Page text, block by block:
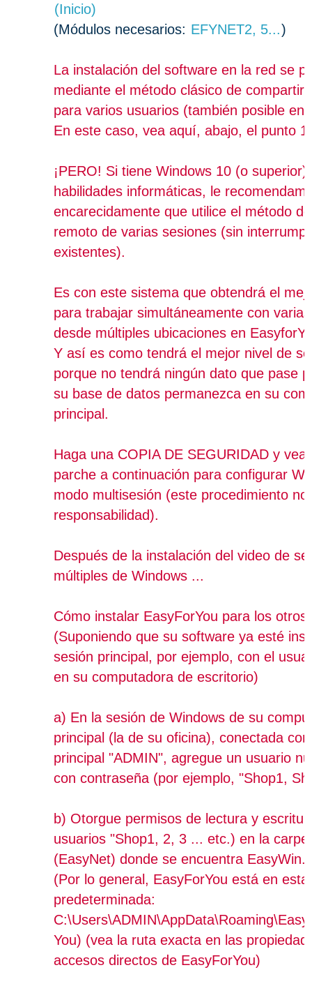
(Inicio)
(Módulos necesarios: EFYNET2, 5...)
La instalación del software en la red se
mediante el método clásico de compartir
para varios usuarios (también posible en
En este caso, vea aquí, abajo, el punto
¡PERO! Si tiene Windows 10 (o
habilidades informáticas, le
encarecidamente que utilice el método
remoto de varias sesiones (sin
existentes).
Es con este sistema que obtendrá el
para trabajar simultáneamente con
desde múltiples ubicaciones en
Y así es como tendrá el mejor nivel de
porque no tendrá ningún dato que pase
su base de datos permanezca en su
principal.
Haga una COPIA DE SEGURIDAD y vea
parche a continuación para configurar
modo multisesión (este procedimiento
responsabilidad).
Después de la instalación del video de
múltiples de Windows ...
Cómo instalar EasyForYou para los otros
(Suponiendo que su software ya esté
sesión principal, por ejemplo, con el
en su computadora de escritorio)
a) En la sesión de Windows de su
principal (la de su oficina), conectada
principal "ADMIN", agregue un usuario
con contraseña (por ejemplo, "Shop1,
b) Otorgue permisos de lectura y
usuarios "Shop1, 2, 3 ... etc.) en la
(EasyNet) donde se encuentra
(Por lo general, EasyForYou está en
predeterminada:
You) (vea la ruta exacta en las
accesos directos de EasyForYou)